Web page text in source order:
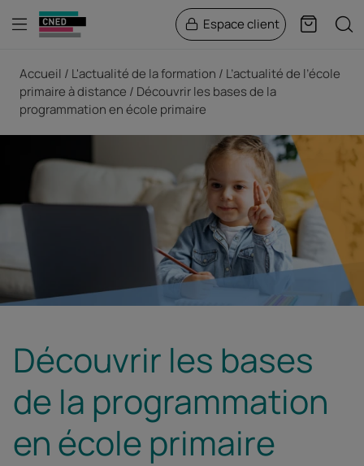
Menu Espace client Panier
Accueil L'actualité de la formation
L’actualité de l’école
primaire à distance
Découvrir les bases de la
programmation en école primaire
Découvrir les bases
de la programmation
en école primaire